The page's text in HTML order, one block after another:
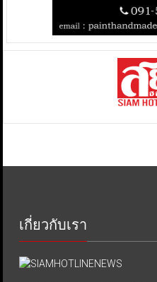
เกี่ยวกับเรา